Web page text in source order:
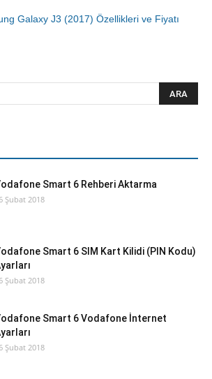
Galaxy J3 (2017) Özellikleri ve Fiyatı
Smart 6 Rehberi Aktarma
Şubat 2018
Smart 6 SIM Kart Kilidi (PIN Kodu)
Şubat 2018
Smart 6 Vodafone İnternet
Şubat 2018